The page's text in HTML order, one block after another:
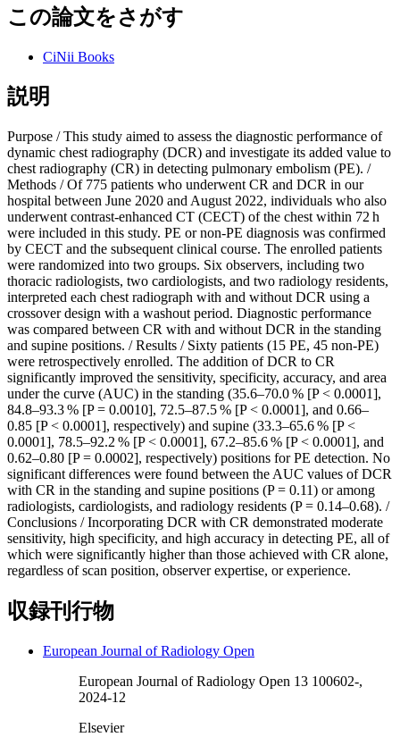
この論文をさがす
CiNii Books
説明
Purpose / This study aimed to assess the diagnostic performance of
dynamic chest radiography (DCR) and investigate its added value to
chest radiography (CR) in detecting pulmonary embolism (PE). /
Methods / Of 775 patients who underwent CR and DCR in our
hospital between June 2020 and August 2022, individuals who also
underwent contrast-enhanced CT (CECT) of the chest within 72 h
were included in this study. PE or non-PE diagnosis was confirmed
by CECT and the subsequent clinical course. The enrolled patients
were randomized into two groups. Six observers, including two
thoracic radiologists, two cardiologists, and two radiology residents,
interpreted each chest radiograph with and without DCR using a
crossover design with a washout period. Diagnostic performance
was compared between CR with and without DCR in the standing
and supine positions. / Results / Sixty patients (15 PE, 45 non-PE)
were retrospectively enrolled. The addition of DCR to CR
significantly improved the sensitivity, specificity, accuracy, and area
under the curve (AUC) in the standing (35.6–70.0 % [P < 0.0001],
84.8–93.3 % [P = 0.0010], 72.5–87.5 % [P < 0.0001], and 0.66–
0.85 [P < 0.0001], respectively) and supine (33.3–65.6 % [P <
0.0001], 78.5–92.2 % [P < 0.0001], 67.2–85.6 % [P < 0.0001], and
0.62–0.80 [P = 0.0002], respectively) positions for PE detection. No
significant differences were found between the AUC values of DCR
with CR in the standing and supine positions (P = 0.11) or among
radiologists, cardiologists, and radiology residents (P = 0.14–0.68). /
Conclusions / Incorporating DCR with CR demonstrated moderate
sensitivity, high specificity, and high accuracy in detecting PE, all of
which were significantly higher than those achieved with CR alone,
regardless of scan position, observer expertise, or experience.
収録刊行物
European Journal of Radiology Open
European Journal of Radiology Open 13 100602-,
2024-12
Elsevier